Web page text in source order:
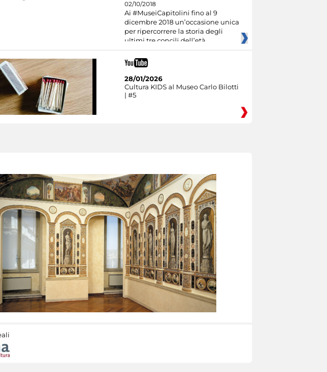
02/10/2018
Ai #MuseiCapitolini fino al 9
dicembre 2018 un’occasione unica
per ripercorrere la storia degli
ultimi tre concili dell’età
28/01/2026
Cultura KIDS al Museo Carlo Bilotti
| #5